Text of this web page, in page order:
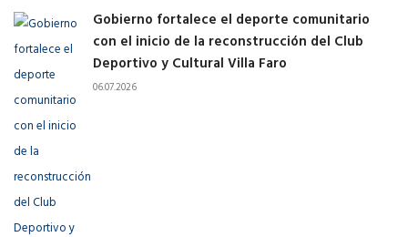
Gobierno fortalece el deporte comunitario
con el inicio de la reconstrucción del Club
Deportivo y Cultural Villa Faro
06.07.2026